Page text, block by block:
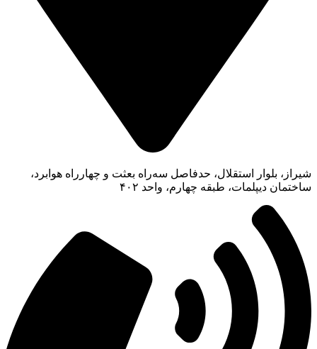
شیراز، بلوار استقلال، حدفاصل سه‌راه بعثت و چهار‌راه هوابرد،
ساختمان دیپلمات، طبقه چهارم، واحد ۴۰۲